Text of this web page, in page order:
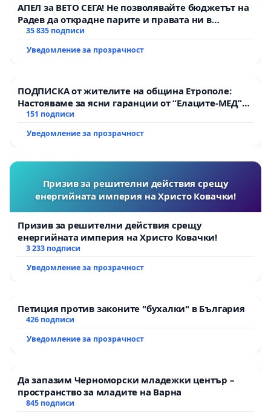
АПЕЛ за ВЕТО СЕГА! Не позволявайте бюджетът на
Радев да открадне парите и правата ни в
тъмното
35 835 подписи
Уведомление за прозрачност
ПОДПИСКА от жителите на община Етрополе:
Настояваме за ясни гаранции от “Елаците-МЕД”
АД и от държавата, че ще се изпълнят всички
151 подписи
Уведомление за прозрачност
Призив за решителни действия срещу
енергийната империя на Христо Ковачки!
Призив за решителни действия срещу
енергийната империя на Христо Ковачки!
3 233 подписи
Уведомление за прозрачност
Петиция против законите "бухалки" в България
426 подписи
Уведомление за прозрачност
Да запазим Черноморски младежки център –
пространство за младите на Варна
845 подписи